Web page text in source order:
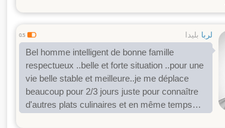
لربا بليدا 0.5
Bel homme intelligent de bonne famille
respectueux ..belle et forte situation ..pour une
vie belle stable et meilleure..je me déplace
beaucoup pour 2/3 jours juste pour connaître
d'autres plats culinaires et en même temps